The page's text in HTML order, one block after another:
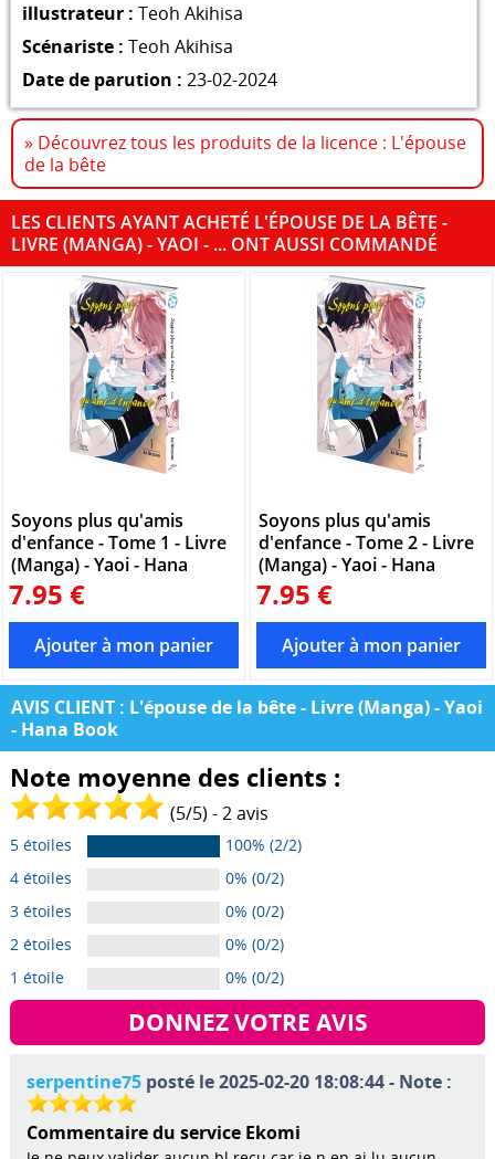
illustrateur : Teoh Akihisa
Scénariste : Teoh Akihisa
Date de parution : 23-02-2024
» Découvrez tous les produits de la licence : L'épouse
de la bête
LES CLIENTS AYANT ACHETÉ L'ÉPOUSE DE LA BÊTE -
LIVRE (MANGA) - YAOI - ... ONT AUSSI COMMANDÉ
Soyons plus qu'amis
d'enfance - Tome 1 - Livre
(Manga) - Yaoi - Hana
7.95 €
Soyons plus qu'amis
d'enfance - Tome 2 - Livre
(Manga) - Yaoi - Hana
7.95 €
AVIS CLIENT : L'épouse de la bête - Livre (Manga) - Yaoi
- Hana Book
Note moyenne des clients :
(5/5) -2avis
5 étoiles
100% (2/2)
4 étoiles
0% (0/2)
3 étoiles
0% (0/2)
2 étoiles
0% (0/2)
1 étoile
0% (0/2)
DONNEZ VOTRE AVIS
serpentine75posté le 2025-02-20 18:08:44 - Note :
Commentaire du service Ekomi